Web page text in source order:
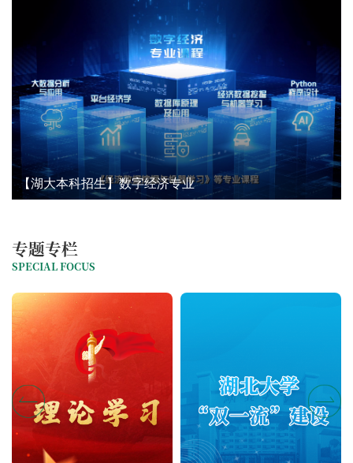
【湖大本科招生】数字经济专业
专题专栏
SPECIAL FOCUS